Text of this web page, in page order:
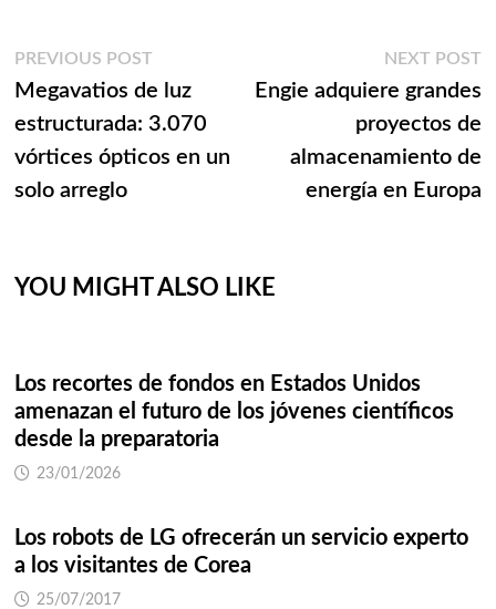
Navegación
de
entradas
PREVIOUS POSTPrevious
post:
Megavatios de luz
estructurada: 3.070
vórtices ópticos en un
solo arreglo
NEXT POST
Engie adquiere grandes
proyectos de
almacenamiento de
energía en Europa
YOU MIGHT ALSO LIKE
Los recortes de fondos en Estados Unidos
amenazan el futuro de los jóvenes científicos
desde la preparatoria
23/01/2026
Los robots de LG ofrecerán un servicio experto
a los visitantes de Corea
25/07/2017